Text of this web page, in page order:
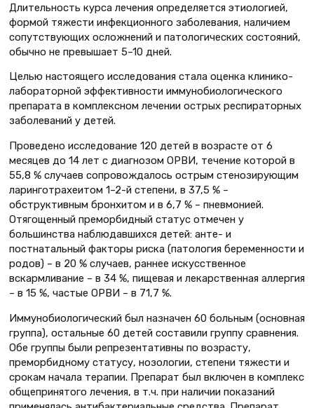
Длительность курса лечения определяется этиологией,
формой тяжести инфекционного заболевания, наличием
сопутствующих осложнений и патологических состояний,
обычно не превышает 5–10 дней.
Целью настоящего исследования стала оценка клинико-
лабораторной эффективности иммунобиологического
препарата в комплексном лечении острых респираторных
заболеваний у детей.
Проведено исследование 120 детей в возрасте от 6
месяцев до 14 лет с диагнозом ОРВИ, течение которой в
55,8 % случаев сопровождалось острым стенозирующим
ларинготрахеитом 1–2-й степени, в 37,5 % –
обструктивным бронхитом и в 6,7 % – пневмонией.
Отягощенный преморбидный статус отмечен у
большинства наблюдавшихся детей: анте- и
постнатальный факторы риска (патология беременности и
родов) – в 20 % случаев, раннее искусственное
вскармливание – в 34 %, пищевая и лекарственная аллергия
– в 15 %, частые ОРВИ – в 71,7 %.
Иммунобиологический был назначен 60 больным (основная
группа), остальные 60 детей составили группу сравнения.
Обе группы были репрезентативны по возрасту,
преморбидному статусу, нозологии, степени тяжести и
срокам начала терапии. Препарат был включен в комплекс
общепринятого лечения, в т.ч. при наличии показаний